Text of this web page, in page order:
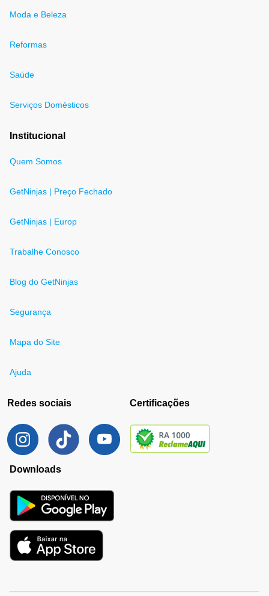
Moda e Beleza
Reformas
Saúde
Serviços Domésticos
Institucional
Quem Somos
GetNinjas | Preço Fechado
GetNinjas | Europ
Trabalhe Conosco
Blog do GetNinjas
Segurança
Mapa do Site
Ajuda
Redes sociais Certificações
Downloads